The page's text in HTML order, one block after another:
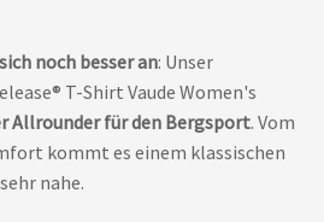
noch besser an: Unser
T-Shirt Vaude Women's
Allrounder für den Bergsport. Vom
kommt es einem klassischen
nahe.